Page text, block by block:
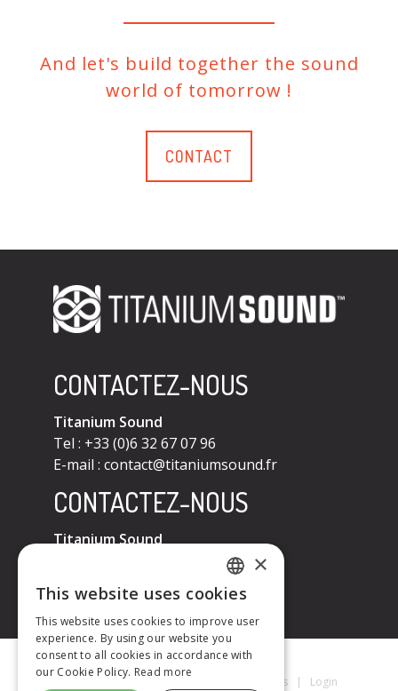
And let's build together the sound
world of tomorrow !
CONTACT
CONTACTEZ-NOUS
Titanium Sound
Tel : +33 (0)6 32 67 07 96
E-mail : contact@titaniumsound.fr
CONTACTEZ-NOUS
Titanium Sound
contact@titaniumsound.fr
Titanium Sound © 2026 Mentions Légales| Login
FRENCH
ENGLISH
×
This website uses cookies
This website uses cookies to improve user
experience. By using our website you
consent to all cookies in accordance with
our Cookie Policy. Read more